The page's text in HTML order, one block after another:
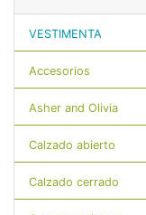
VESTIMENTA
Accesorios
Asher and Olivia
Calzado abierto
Calzado cerrado